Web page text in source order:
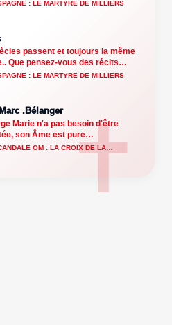
: LE MARTYRE DE MILLIERS
passent et toujours la même
Que pensez-vous des récits…
: LE MARTYRE DE MILLIERS
.Bélanger
Marie n'a pas besoin d'être
son Âme est pure…
OM : LA CROIX DE LA…